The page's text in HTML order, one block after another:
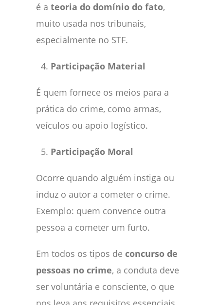
é a teoria do domínio do fato,
muito usada nos tribunais,
especialmente no STF.
Participação Material
É quem fornece os meios para a
prática do crime, como armas,
veículos ou apoio logístico.
Participação Moral
Ocorre quando alguém instiga ou
induz o autor a cometer o crime.
Exemplo: quem convence outra
pessoa a cometer um furto.
Em todos os tipos de concurso de
pessoas no crime, a conduta deve
ser voluntária e consciente, o que